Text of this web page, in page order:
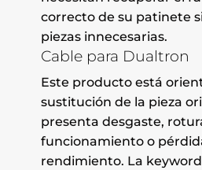
correcto de su patinete
piezas innecesarias.
Cable para Dualtron
Este producto está
sustitución de la pieza
presenta desgaste,
funcionamiento o
rendimiento. La